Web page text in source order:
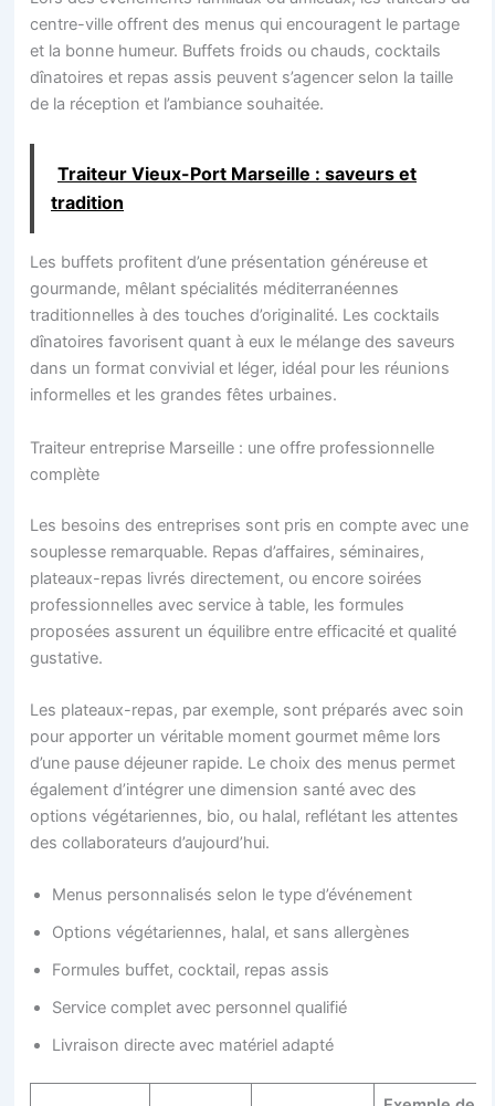
centre-ville offrent des menus qui encouragent le partage
et la bonne humeur. Buffets froids ou chauds, cocktails
dînatoires et repas assis peuvent s’agencer selon la taille
de la réception et l’ambiance souhaitée.
Traiteur Vieux-Port Marseille : saveurs et
tradition
Les buffets profitent d’une présentation généreuse et
gourmande, mêlant spécialités méditerranéennes
traditionnelles à des touches d’originalité. Les cocktails
dînatoires favorisent quant à eux le mélange des saveurs
dans un format convivial et léger, idéal pour les réunions
informelles et les grandes fêtes urbaines.
Traiteur entreprise Marseille : une offre professionnelle
complète
Les besoins des entreprises sont pris en compte avec une
souplesse remarquable. Repas d’affaires, séminaires,
plateaux-repas livrés directement, ou encore soirées
professionnelles avec service à table, les formules
proposées assurent un équilibre entre efficacité et qualité
gustative.
Les plateaux-repas, par exemple, sont préparés avec soin
pour apporter un véritable moment gourmet même lors
d’une pause déjeuner rapide. Le choix des menus permet
également d’intégrer une dimension santé avec des
options végétariennes, bio, ou halal, reflétant les attentes
des collaborateurs d’aujourd’hui.
Menus personnalisés selon le type d’événement
Options végétariennes, halal, et sans allergènes
Formules buffet, cocktail, repas assis
Service complet avec personnel qualifié
Livraison directe avec matériel adapté